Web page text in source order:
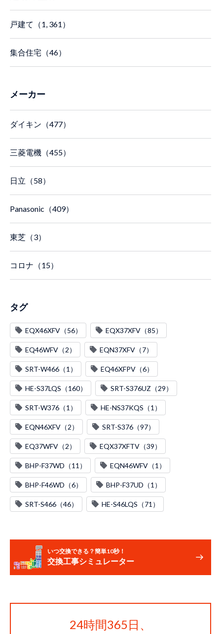
戸建て（1, 361）
集合住宅（46）
メーカー
ダイキン（477）
三菱電機（455）
日立（58）
Panasonic（409）
東芝（3）
コロナ（15）
タグ
EQX46XFV（56） EQX37XFV（85）
EQ46WFV（2） EQN37XFV（7）
SRT-W466（1） EQ46XFPV（6）
HE-S37LQS（160） SRT-S376UZ（29）
SRT-W376（1） HE-NS37KQS（1）
EQN46XFV（2） SRT-S376（97）
EQ37WFV（2） EQX37XFTV（39）
BHP-F37WD（11） EQN46WFV（1）
BHP-F46WD（6） BHP-F37UD（1）
SRT-S466（46） HE-S46LQS（71）
いつ交換できる？簡単10秒！
交換工事シミュレーター
24時間365日、